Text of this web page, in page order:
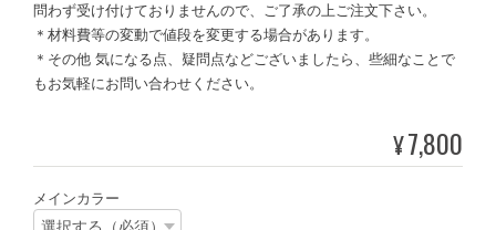
問わず受け付けておりませんので、ご了承の上ご注文下さい。
＊材料費等の変動で値段を変更する場合があります。
＊その他 気になる点、疑問点などございましたら、些細なことで
もお気軽にお問い合わせください。
¥7,800
メインカラー